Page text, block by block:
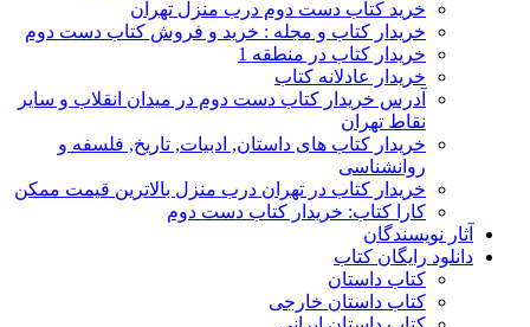
خرید کتاب دست دوم درب منزل تهران
خریدار کتاب و مجله : خرید و فروش کتاب دست دوم
خریدار کتاب در منطقه 1
خریدار عادلانه کتاب
آدرس خریدار کتاب دست دوم در میدان انقلاب و سایر
نقاط تهران
خریدار کتاب های داستان, ادبیات, تاریخ, فلسفه و
روانشناسی
خریدار کتاب در تهران درب منزل بالاترین قیمت ممکن
کارا کتاب: خریدار کتاب دست دوم
آثار نویسندگان
دانلود رایگان کتاب
کتاب داستان
کتاب داستان خارجی